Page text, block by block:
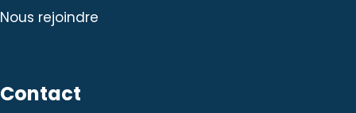
Nous rejoindre
Contact